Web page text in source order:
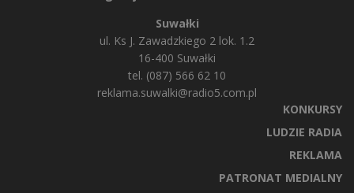
Suwałki
ul. Ks J. Zawadzkiego 2 lok. 1.2
16-400 Suwałki
tel. (087) 566 62 10
reklama.suwalki@radio5.com.pl
KONKURSY
LUDZIE RADIA
REKLAMA
PATRONAT MEDIALNY